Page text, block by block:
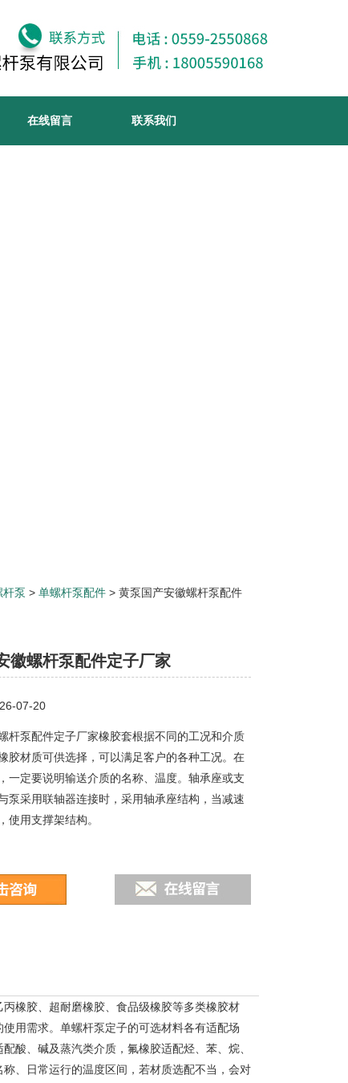
在线留言 联系我们
杆泵 > 单螺杆泵配件 > 黄泵国产安徽螺杆泵配件
徽螺杆泵配件定子厂家
07-20
杆泵配件定子厂家橡胶套根据不同的工况和介质
胶材质可供选择，可以满足客户的各种工况。在
一定要说明输送介质的名称、温度。轴承座或支
泵采用联轴器连接时，采用轴承座结构，当减速
使用支撑架结构。
橡胶、超耐磨橡胶、食品级橡胶等多类橡胶材
用需求。单螺杆泵定子的可选材料各有适配场
酸、碱及蒸汽类介质，氟橡胶适配烃、苯、烷、
、日常运行的温度区间，若材质选配不当，会对